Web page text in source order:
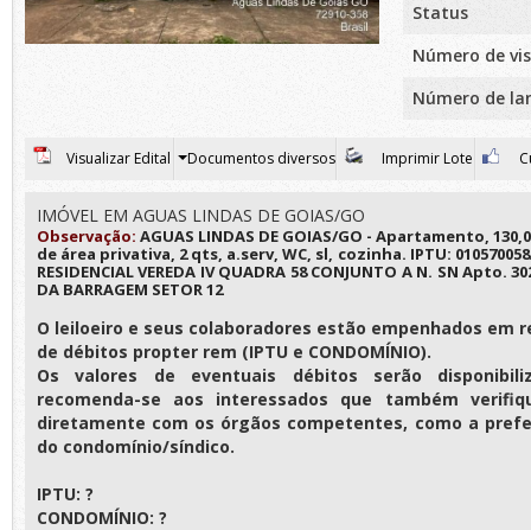
Status
Número de
Número de
Visualizar Edital Documentos diversos Imprimir Lote
IMÓVEL EM AGUAS LINDAS DE GOIAS/GO
Observação: AGUAS LINDAS DE GOIAS/GO - Apartamento,
de área privativa, 2 qts, a.serv, WC, sl, cozinha. IPTU:
RESIDENCIAL VEREDA IV QUADRA 58 CONJUNTO A N. SN Apto.
DA BARRAGEM SETOR 12
O leiloeiro e seus colaboradores estão empenhados em
de débitos propter rem (IPTU e CONDOMÍNIO).
Os valores de eventuais débitos serão
recomenda-se aos interessados que também
diretamente com os órgãos competentes, como a
do condomínio/síndico.
IPTU: ?
CONDOMÍNIO: ?